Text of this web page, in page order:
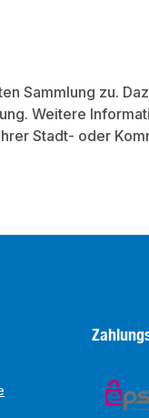
Sammlung zu.
Weitere
Stadt- oder